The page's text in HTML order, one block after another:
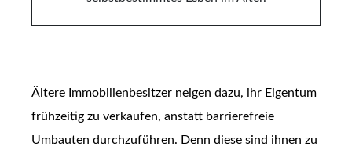
Ältere Immobilienbesitzer neigen dazu, ihr Eigentum
frühzeitig zu verkaufen, anstatt barrierefreie
Umbauten durchzuführen. Denn diese sind ihnen zu